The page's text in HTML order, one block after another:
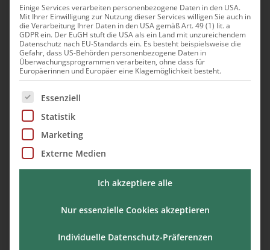
verschärft und alle Rahmenbedingungen
entsprechend umgestellt, um ein Maximum an
Sicherheit für unsere Gäste und Mitarbeiter in
Schloss Marbach zu gewährleisten. Selbstverständlich
hat unser Konzept in erster Linie Sie als Gäste im
Mitarbeiter am Herzen, die jeden Tag alles geben, um
Ihnen bestmöglichen Service zu bieten. Daher haben
wir auch für unsere Mitarbeiter einen
Maßnahmenplan entwickelt.
Einige Services verarbeiten personenbezogene Daten in den USA.
Mit Ihrer Einwilligung zur Nutzung dieser Services willigen Sie auch in
die Verarbeitung Ihrer Daten in den USA gemäß Art. 49 (1) lit. a
GDPR ein. Der EuGH stuft die USA als ein Land mit unzureichendem
Datenschutz nach EU-Standards ein. Es besteht beispielsweise die
Gefahr, dass US-Behörden personenbezogene Daten in
Überwachungsprogrammen verarbeiten, ohne dass für
Europäerinnen und Europäer eine Klagemöglichkeit besteht.
Es folgt eine Liste der Service-Gruppen, für die eine
Essenziell
Statistik
Marketing
Externe Medien
Ich akzeptiere alle
Nur essenzielle Cookies akzeptieren
Individuelle Datenschutz-Präferenzen